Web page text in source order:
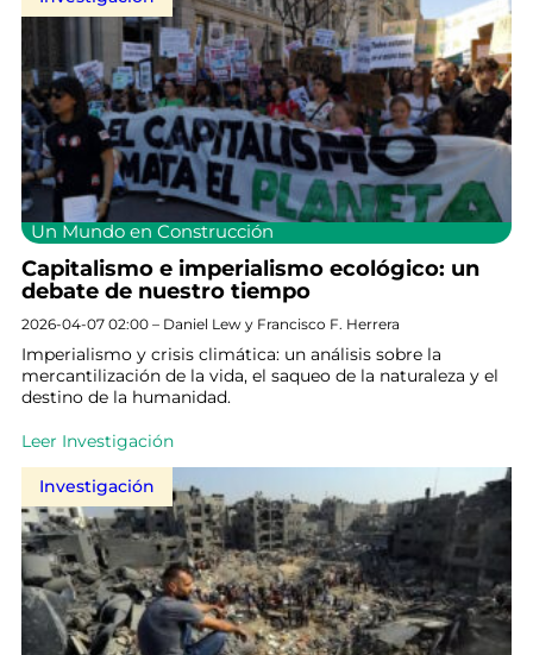
Un Mundo en Construcción
Capitalismo e imperialismo ecológico: un
debate de nuestro tiempo
2026-04-07 02:00 – Daniel Lew y Francisco F. Herrera
Imperialismo y crisis climática: un análisis sobre la
mercantilización de la vida, el saqueo de la naturaleza y el
destino de la humanidad.
Leer Investigación
Investigación